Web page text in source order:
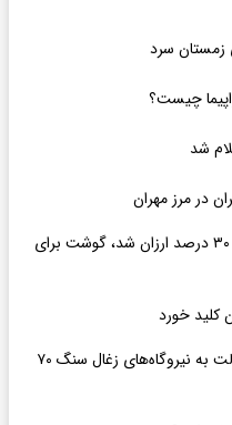
زمستان سرد
چیست؟
شد
در مرز مهران
تناقض عجیب بازار گوشت؛ دام ۳۰ درصد ارزان شد، گوشت برای
کلید خورد
کمبود برق در رومانی؛ توسل دولت به نیروگاه‌های زغال سنگ ۷۰